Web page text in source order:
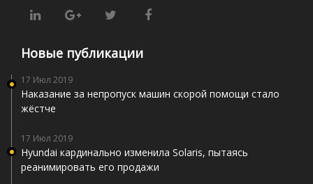
Новые публикации
17 Июл 2019
Наказание за непропуск машин скорой помощи стало
жёстче
17 Июл 2019
Hyundai кардинально изменила Solaris, пытаясь
реанимировать его продажи